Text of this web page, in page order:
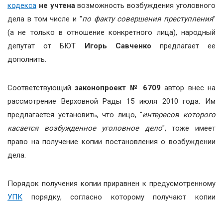
кодекса не учтенавозможность возбуждения уголовного
дела в том числе и "по факту совершения преступления"
(а не только в отношение конкретного лица), народный
депутат от БЮТ Игорь Савченко предлагает ее
дополнить.
Соответствующийзаконопроект № 6709 автор внес на
рассмотрение Верховной Рады 15 июля 2010 года. Им
предлагается установить, что лицо, "интересов которого
касается возбужденное уголовное дело", тоже имеет
право на получение копии постановления о возбуждении
дела.
Порядок получения копии приравнен к предусмотренному
УПК порядку, согласно которому получают копии